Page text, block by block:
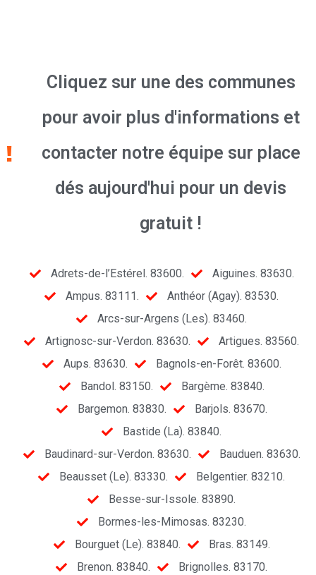
Cliquez sur une des communes
pour avoir plus d'informations et
contacter notre équipe sur place
dés aujourd'hui pour un devis
gratuit !
Adrets-de-l’Estérel. 83600.
Aiguines. 83630.
Ampus. 83111.
Anthéor (Agay). 83530.
Arcs-sur-Argens (Les). 83460.
Artignosc-sur-Verdon. 83630.
Artigues. 83560.
Aups. 83630.
Bagnols-en-Forêt. 83600.
Bandol. 83150.
Bargème. 83840.
Bargemon. 83830.
Barjols. 83670.
Bastide (La). 83840.
Baudinard-sur-Verdon. 83630.
Bauduen. 83630.
Beausset (Le). 83330.
Belgentier. 83210.
Besse-sur-Issole. 83890.
Bormes-les-Mimosas. 83230.
Bourguet (Le). 83840.
Bras. 83149.
Brenon. 83840.
Brignolles. 83170.